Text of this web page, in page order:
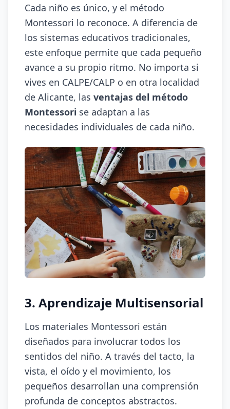
Cada niño es único, y el método
Montessori lo reconoce. A diferencia de
los sistemas educativos tradicionales,
este enfoque permite que cada pequeño
avance a su propio ritmo. No importa si
vives en CALPE/CALP o en otra localidad
de Alicante, las ventajas del método
Montessori se adaptan a las
necesidades individuales de cada niño.
3. Aprendizaje Multisensorial
Los materiales Montessori están
diseñados para involucrar todos los
sentidos del niño. A través del tacto, la
vista, el oído y el movimiento, los
pequeños desarrollan una comprensión
profunda de conceptos abstractos.